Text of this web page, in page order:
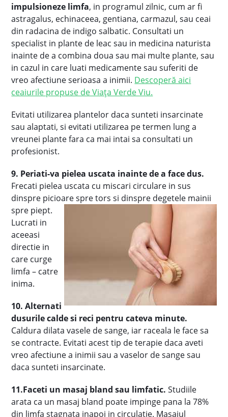
impulsioneze limfa, in programul zilnic, cum ar fi
astragalus, echinaceea, gentiana, carmazul, sau ceai
din radacina de indigo salbatic. Consultati un
specialist in plante de leac sau in medicina naturista
inainte de a combina doua sau mai multe plante, sau
in cazul in care luati medicamente sau suferiti de
vreo afectiune serioasa a inimii. Descoperă aici
ceaiurile propuse de Viața Verde Viu.
Evitati utilizarea plantelor daca sunteti insarcinate
sau alaptati, si evitati utilizarea pe termen lung a
vreunei plante fara ca mai intai sa consultati un
profesionist.
9. Periati-va pielea uscata inainte de a face dus.
Frecati pielea uscata cu miscari circulare in sus
dinspre picioare spre tors si dinspre degetele mainii
spre piept.
Lucrati in
aceeasi
directie in
care curge
limfa – catre
inima.
10. Alternati
dusurile calde si reci pentru cateva minute.
Caldura dilata vasele de sange, iar raceala le face sa
se contracte. Evitati acest tip de terapie daca aveti
vreo afectiune a inimii sau a vaselor de sange sau
daca sunteti insarcinate.
11.Faceti un masaj bland sau limfatic. Studiile
arata ca un masaj bland poate impinge pana la 78%
din limfa stagnata inapoi in circulatie. Masajul